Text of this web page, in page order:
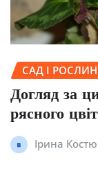
САД І
Догляд за
рясного
Ірина